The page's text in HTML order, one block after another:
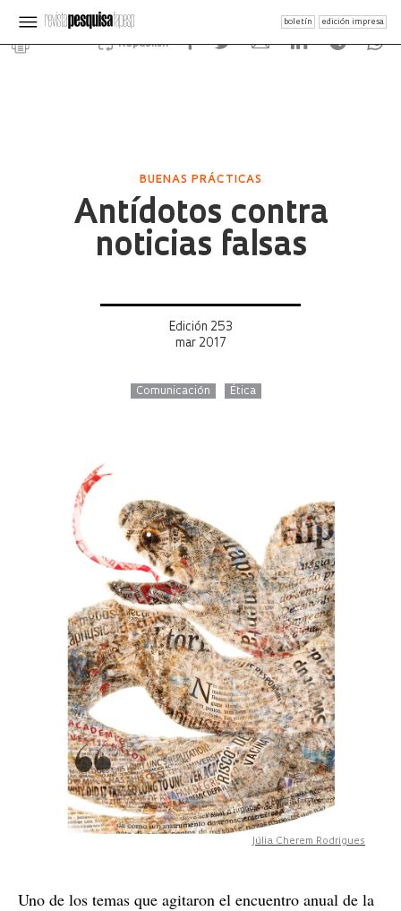
boletín edición impresa
Republish
BUENAS PRÁCTICAS
Antídotos contra
noticias falsas
Edición 253
mar 2017
Comunicación Ética
Júlia Cherem Rodrigues
Uno de los temas que agitaron el encuentro anual de la